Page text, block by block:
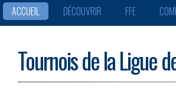
ACCUEIL DÉCOUVRIR FFE
Tournois de la Ligue